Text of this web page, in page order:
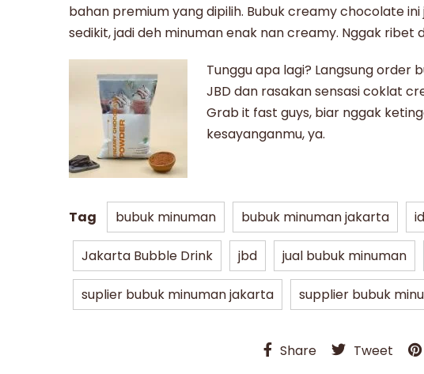
bahan premium yang dipilih. Bubukcreamy chocolate
sedikit, jadi deh minuman enak nan creamy. Nggak ribet
Tunggu apa lagi? Langsung order
JBD dan rasakan sensasi coklat
Grab it fast guys, biar nggak
kesayanganmu, ya.
Tag bubuk minuman bubuk minuman jakarta
Jakarta Bubble Drink jbd jual bubuk minuman
suplier bubuk minuman jakarta supplier bubuk
Share Tweet